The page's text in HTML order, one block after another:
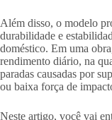
Além disso, o modelo
durabilidade e
doméstico. Em uma
rendimento diário, na
paradas causadas por
ou baixa força de
Neste artigo, você vai